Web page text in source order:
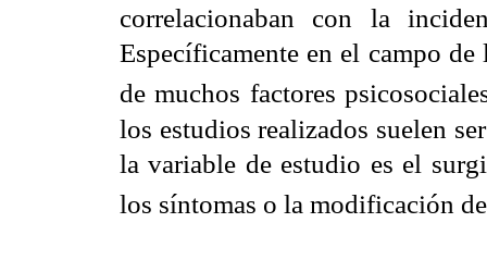
correlacionaban con la
Específicamente en el campo
de muchos factores
los estudios realizados suelen
la variable de estudio es el
los síntomas o la modificación